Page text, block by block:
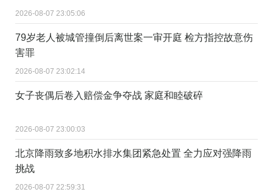
2026-08-07 23:05:06
79岁老人被城管撞倒后离世案一审开庭 检方指控故意伤
害罪
2026-08-07 23:02:14
女子丧偶后卷入赔偿金争夺战 家庭和睦破碎
2026-08-07 23:00:03
北京降雨致多地积水排水集团紧急处置 全力应对强降雨
挑战
2026-08-07 22:59:31